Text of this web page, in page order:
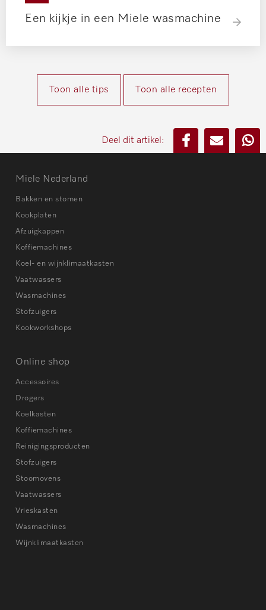
Een kijkje in een Miele wasmachine
Toon alle tips Toon alle recepten
Deel dit artikel:
Miele Nederland
Bakken en stomen
Kookplaten
Afzuigkappen
Koffiemachines
Koel- en wijnklimaatkasten
Vaatwassers
Wasmachines
Stofzuigers
Kookworkshops
Online shop
Accessoires
Drogers
Koelkasten
Koffiemachines
Reinigingsproducten
Stofzuigers
Stoomovens
Vaatwassers
Vrieskasten
Wasmachines
Wijnklimaatkasten